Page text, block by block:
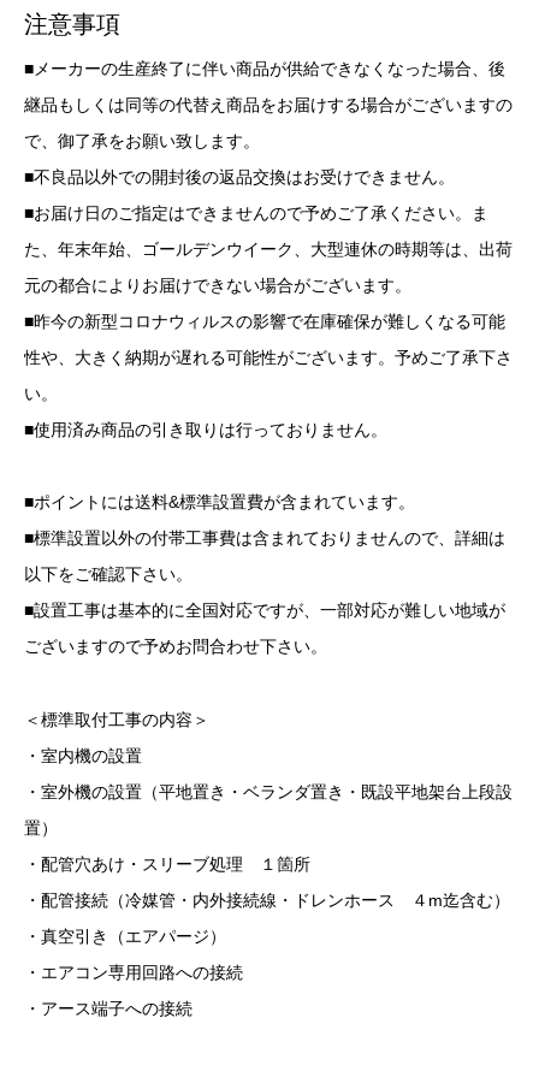
注意事項
■メーカーの生産終了に伴い商品が供給できなくなった場合、後
継品もしくは同等の代替え商品をお届けする場合がございますの
で、御了承をお願い致します。
■不良品以外での開封後の返品交換はお受けできません。
■お届け日のご指定はできませんので予めご了承ください。ま
た、年末年始、ゴールデンウイーク、大型連休の時期等は、出荷
元の都合によりお届けできない場合がございます。
■昨今の新型コロナウィルスの影響で在庫確保が難しくなる可能
性や、大きく納期が遅れる可能性がございます。予めご了承下さ
い。
■使用済み商品の引き取りは行っておりません。
■ポイントには送料&標準設置費が含まれています。
■標準設置以外の付帯工事費は含まれておりませんので、詳細は
以下をご確認下さい。
■設置工事は基本的に全国対応ですが、一部対応が難しい地域が
ございますので予めお問合わせ下さい。
＜標準取付工事の内容＞
・室内機の設置
・室外機の設置（平地置き・ベランダ置き・既設平地架台上段設
置）
・配管穴あけ・スリーブ処理 １箇所
・配管接続（冷媒管・内外接続線・ドレンホース ４m迄含む）
・真空引き（エアパージ）
・エアコン専用回路への接続
・アース端子への接続